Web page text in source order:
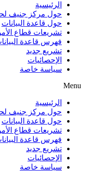
الرئيسية
حول مركز جنيف
حول قاعدة البيانات
تشريعات قطاع الأمن
فهرس قاعدة
تشريع جديد
الإحصائيات
سياسة خاصة
Menu
الرئيسية
حول مركز جنيف
حول قاعدة البيانات
تشريعات قطاع الأمن
فهرس قاعدة
تشريع جديد
الإحصائيات
سياسة خاصة